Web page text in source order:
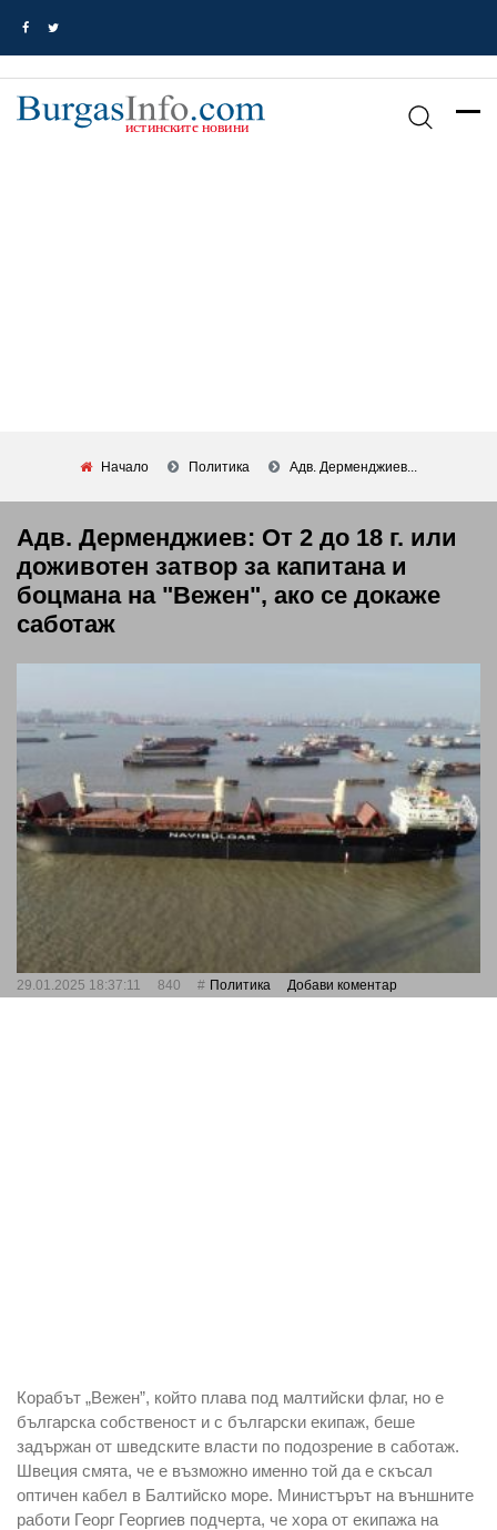
Начало Политика Адв. Дерменджиев...
Адв. Дерменджиев: От 2 до 18 г. или
доживотен затвор за капитана и
боцмана на "Вежен", ако се докаже
саботаж
29.01.2025 18:37:11 840 Политика Добави коментар
Корабът „Вежен”, който плава под малтийски флаг, но е
българска собственост и с български екипаж, беше
задържан от шведските власти по подозрение в саботаж.
Швеция смята, че е възможно именно той да е скъсал
оптичен кабел в Балтийско море. Министърът на външните
работи Георг Георгиев подчерта, че хора от екипажа на